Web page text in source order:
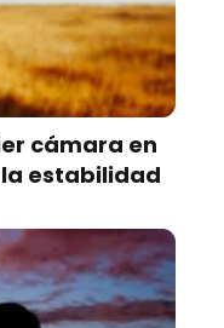
cámara en
estabilidad